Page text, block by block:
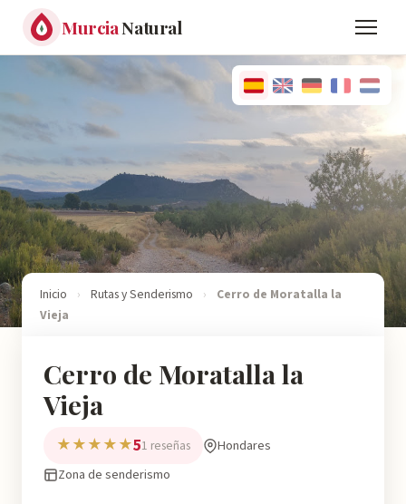
MurciaNatural
Inicio › Rutas y Senderismo ›
Cerro de Moratalla la
Vieja
Cerro de Moratalla la
Vieja
★★★★★51 reseñas
Hondares
Zona de senderismo